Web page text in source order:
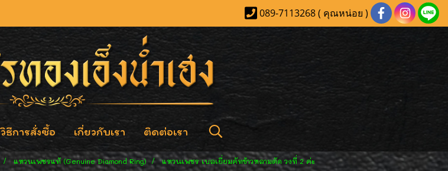
089-7113268 ( คุณหน่อย )
วิธีการสั่งซื้อ เกี่ยวกับเรา ติดต่อเรา
แหวนเพชรแท้ (Genuine Diamond Ring) แหวนเพชร เบลเยี่ยมคัทข้าวหลามตัด วงที่ 2 ค่ะ